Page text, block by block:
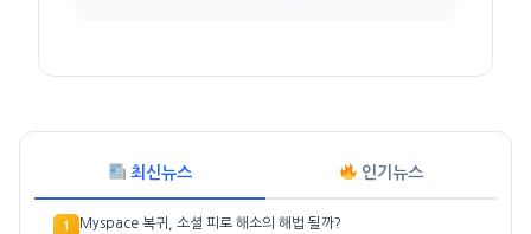
최신뉴스 인기뉴스
1 Myspace 복귀, 소셜 피로 해소의 해법 될까?